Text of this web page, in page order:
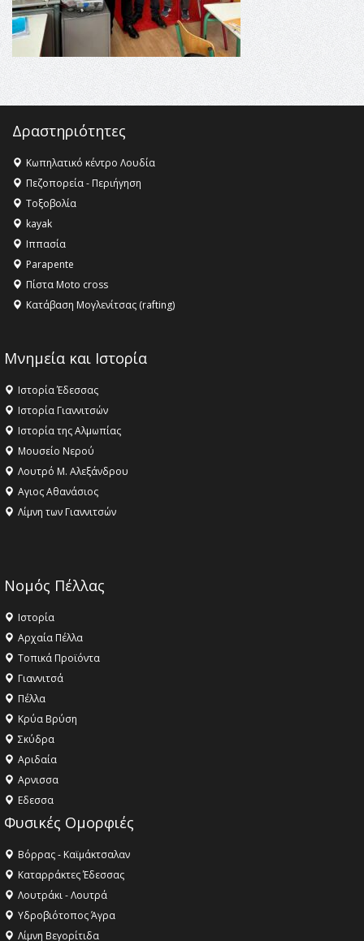
Δραστηριότητες
Κωπηλατικό κέντρο Λουδία
Πεζοπορεία - Περιήγηση
Τοξοβολία
kayak
Ιππασία
Parapente
Πίστα Moto cross
Κατάβαση Μογλενίτσας (rafting)
Μνημεία και Ιστορία
Ιστορία Έδεσσας
Ιστορία Γιαννιτσών
Ιστορία της Αλμωπίας
Μουσείο Νερού
Λουτρό Μ. Αλεξάνδρου
Αγιος Αθανάσιος
Λίμνη των Γιαννιτσών
Νομός Πέλλας
Ιστορία
Αρχαία Πέλλα
Τοπικά Προϊόντα
Γιαννιτσά
Πέλλα
Κρύα Βρύση
Σκύδρα
Αριδαία
Aρνισσα
Eδεσσα
Φυσικές Ομορφιές
Βόρρας - Καϊμάκτσαλαν
Καταρράκτες Έδεσσας
Λουτράκι - Λουτρά
Υδροβιότοπος Άγρα
Λίμνη Βεγορίτιδα